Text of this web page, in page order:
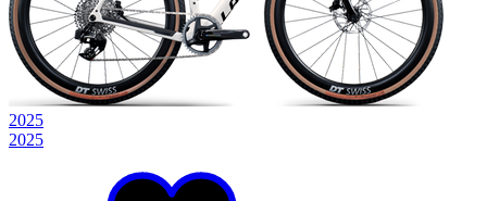
2025
2025